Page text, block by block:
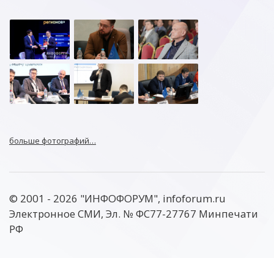
больше фотографий…
© 2001 - 2026 "ИНФОФОРУМ", infoforum.ru
Электронное СМИ, Эл. № ФС77-27767 Минпечати
РФ